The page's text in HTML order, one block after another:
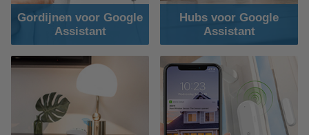
Gordijnen voor Google
Assistant
Hubs voor Google
Assistant